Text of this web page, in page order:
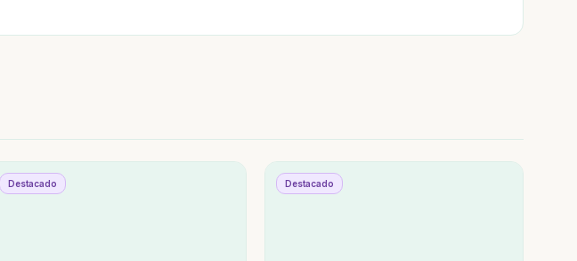
Destacado Destacado